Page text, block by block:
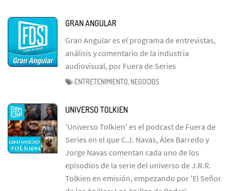
GRAN ANGULAR
Gran Angular es el programa de entrevistas,
análisis y comentario de la industria
audiovisual, por Fuera de Series
ENTRETENIMIENTO, NEGOCIOS
UNIVERSO TOLKIEN
'Universo Tolkien' es el podcast de Fuera de
Series en el que C.J. Navas, Álex Barredo y
Jorge Navas comentan cada uno de los
episodios de la serie del universo de J.R.R.
Tolkien en emisión, empezando por 'El Señor